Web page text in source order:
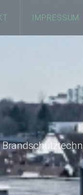
IMPRESSUM